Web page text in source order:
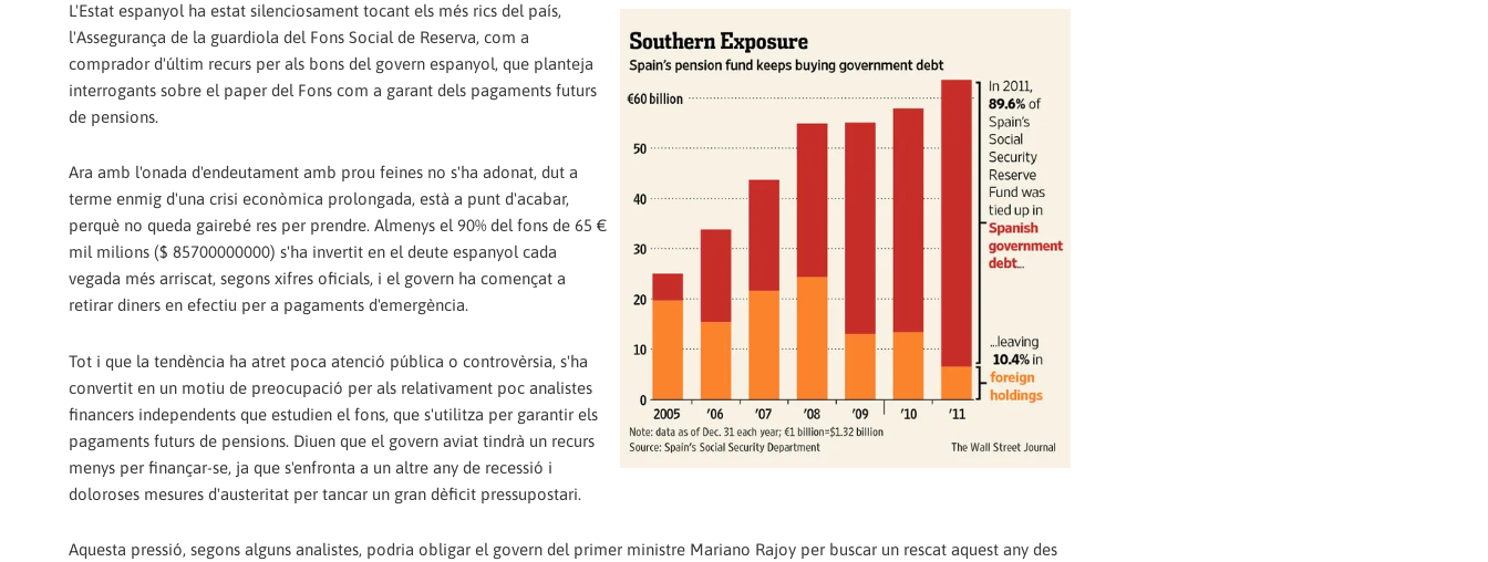
L'Estat espanyol ha estat silenciosament tocant els més rics del país,
l'Assegurança de la guardiola del Fons Social de Reserva, com a
comprador d'últim recurs per als bons del govern espanyol, que planteja
interrogants sobre el paper del Fons com a garant dels pagaments futurs
de pensions.
Ara amb l'onada d'endeutament amb prou feines no s'ha adonat, dut a
terme enmig d'una crisi econòmica prolongada, està a punt d'acabar,
perquè no queda gairebé res per prendre. Almenys el 90% del fons de 65 €
mil milions ($ 85700000000) s'ha invertit en el deute espanyol cada
vegada més arriscat, segons xifres oficials, i el govern ha començat a
retirar diners en efectiu per a pagaments d'emergència.
Tot i que la tendència ha atret poca atenció pública o controvèrsia, s'ha
convertit en un motiu de preocupació per als relativament poc analistes
financers independents que estudien el fons, que s'utilitza per garantir els
pagaments futurs de pensions. Diuen que el govern aviat tindrà un recurs
menys per finançar-se, ja que s'enfronta a un altre any de recessió i
doloroses mesures d'austeritat per tancar un gran dèficit pressupostari.
Aquesta pressió, segons alguns analistes, podria obligar el govern del primer ministre Mariano Rajoy per buscar un rescat aquest any des